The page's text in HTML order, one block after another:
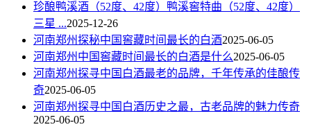
珍酿鸭溪酒（52度、42度）鸭溪窖特曲（52度、42度）
三星 ...2025-12-26
河南郑州探秘中国窖藏时间最长的白酒2025-06-05
河南郑州中国窖藏时间最长的白酒是什么2025-06-05
河南郑州探寻中国白酒最老的品牌，千年传承的佳酿传
奇2025-06-05
河南郑州探寻中国白酒历史之最，古老品牌的魅力传奇
2025-06-05